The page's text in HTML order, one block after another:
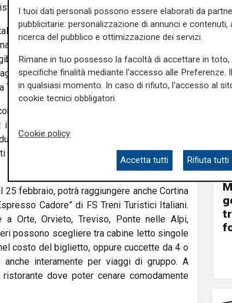
Delegato di Trenitalia.
che consentono di viaggiare in Italia e in
più richieste nel nostro Paese c’è San
nei weekend in Intercity notte partendo
prevalentemente verso Lecce, Reggio
Torino, Roma e Milano.
le ferrovie austriache OBB, è possibile
centro di Vienna e Monaco di Baviera. Vi
città europee, con fermate intermedie a
da La Spezia, con fermate intermedie a
febbraio, potrà raggiungere anche Cortina
Cadore” di FS Treni Turistici Italiani.
a Orte, Orvieto, Treviso, Ponte nelle Alpi,
possono scegliere tra cabine letto singole
costo del biglietto, oppure cuccette da 4 o
interamente per viaggi di gruppo. A
dove poter cenare comodamente
il
I tuoi dati personali possono essere elaborati da
pubblicitarie: personalizzazione di annunci e contenuti,
ricerca del pubblico e ottimizzazione dei servizi.
Rimane in tuo possesso la facoltà di accettare in
specifiche finalità mediante l'accesso alle
in qualsiasi momento. In caso di rifiuto, l'accesso al
cookie tecnici obbligatori.
Cookie policy
Accetta tutti Rifiuta tutti